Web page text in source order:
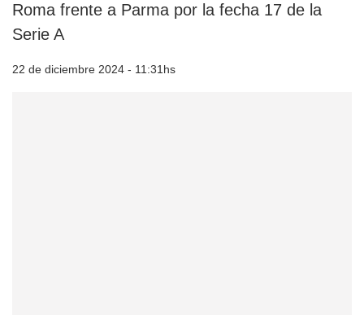
Roma frente a Parma por la fecha 17 de la
Serie A
22 de diciembre 2024 - 11:31hs